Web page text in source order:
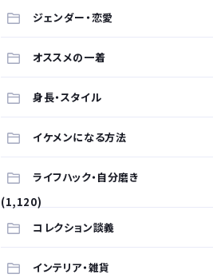
ジェンダー・恋愛
オススメの一着
身長・スタイル
イケメンになる方法
ライフハック・自分磨き
(1,120)
コレクション談義
インテリア・雑貨